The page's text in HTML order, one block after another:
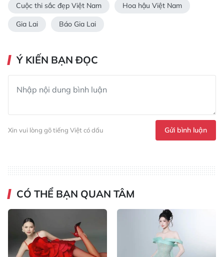
Cuộc thi sắc đẹp Việt Nam Hoa hậu Việt Nam
Gia Lai Báo Gia Lai
Ý KIẾN BẠN ĐỌC
Xin vui lòng gõ tiếng Việt có dấu Gửi bình luận
CÓ THỂ BẠN QUAN TÂM